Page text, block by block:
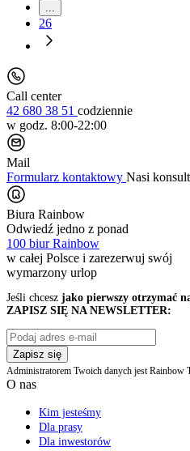
...
26
Call center
42 680 38 51 codziennie
w godz. 8:00-22:00
Mail
Formularz kontaktowy Nasi
Biura Rainbow
Odwiedź jedno z ponad
100 biur Rainbow
w całej Polsce i zarezerwuj swój
wymarzony urlop
Jeśli chcesz jako pierwszy otrzymać
ZAPISZ SIĘ NA NEWSLETTER:
Zapisz się
Administratorem Twoich danych jest Rainbow
O nas
Kim jesteśmy
Dla prasy
Dla inwestorów